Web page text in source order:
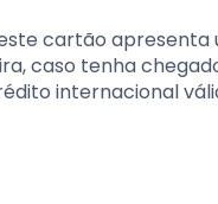
cartão apresenta
caso tenha
internacional